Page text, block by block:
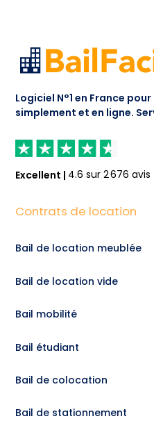
Logiciel N°1 en France
simplement et en ligne.
Excellent | 4.6 sur2 676 avis
Contrats de location
Bail de location meublée
Bail de location vide
Bail mobilité
Bail étudiant
Bail de colocation
Bail de stationnement